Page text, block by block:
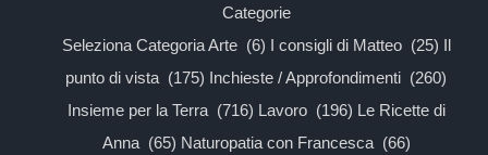
Categorie
Seleziona Categoria Arte (6) I consigli di Matteo (25) Il
punto di vista (175) Inchieste / Approfondimenti (260)
Insieme per la Terra (716) Lavoro (196) Le Ricette di
Anna (65) Naturopatia con Francesca (66)